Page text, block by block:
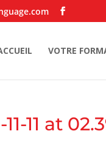
VOTRE
11 at